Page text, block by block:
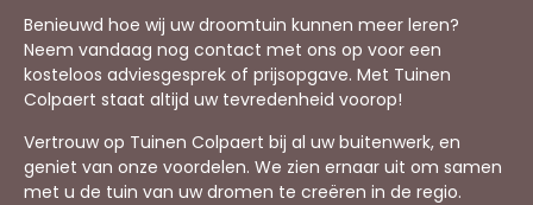
Benieuwd hoe wij uw droomtuin kunnen meer leren?
Neem vandaag nog contact met ons op voor een
kosteloos adviesgesprek of prijsopgave. Met Tuinen
Colpaert staat altijd uw tevredenheid voorop!
Vertrouw op Tuinen Colpaert bij al uw buitenwerk, en
geniet van onze voordelen. We zien ernaar uit om samen
met u de tuin van uw dromen te creëren in de regio.